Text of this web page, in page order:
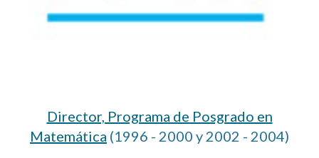
Director, Programa de Posgrado en
Matemática (1996 - 2000 y 2002 - 2004)